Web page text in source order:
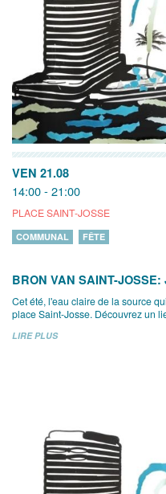
VEN 21.08
14:00 - 21:00
PLACE SAINT-JOSSE
COMMUNAL FÊTE
BRON VAN SAINT-JOSSE:
Cet été, l'eau claire de la source
place Saint-Josse. Découvrez un
LIRE PLUS